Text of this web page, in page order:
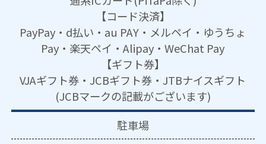
【コード決済】
PayPay・d払い・au PAY・メルペイ・ゆうちょ
Pay・楽天ペイ・Alipay・WeChat Pay
【ギフト券】
VJAギフト券・JCBギフト券・JTBナイスギフト
(JCBマークの記載がございます)
駐車場